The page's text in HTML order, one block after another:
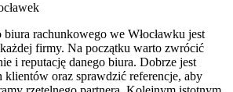
rachunkowego we Włocławku jest
firmy. Na początku warto zwrócić
i reputację danego biura. Dobrze jest
oraz sprawdzić referencje, aby